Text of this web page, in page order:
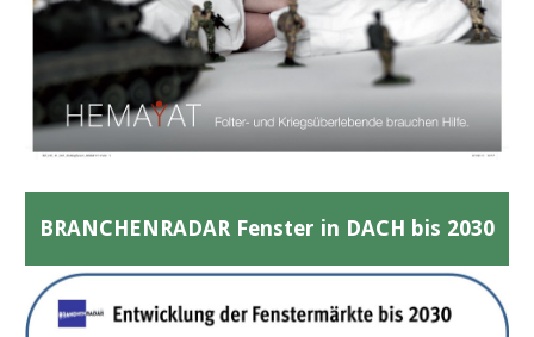
BRANCHENRADAR Fenster in DACH bis 2030